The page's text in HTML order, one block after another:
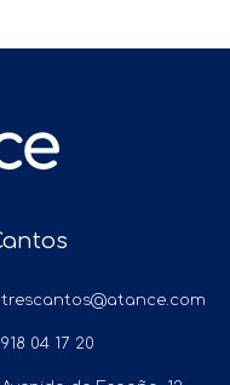
trescantos@atance.com
918 04 17 20